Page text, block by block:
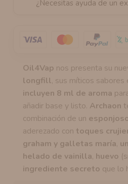
Oil4Vap nos presenta su
longfill, sus míticos sabores
incluyen 8 ml de aroma
añadir base y listo. Archaon
combinación de un
aderezado con toques
graham y galletas maría,
helado de vainilla, huevo
ingrediente secreto que lo
¿Necesitas ayuda de un